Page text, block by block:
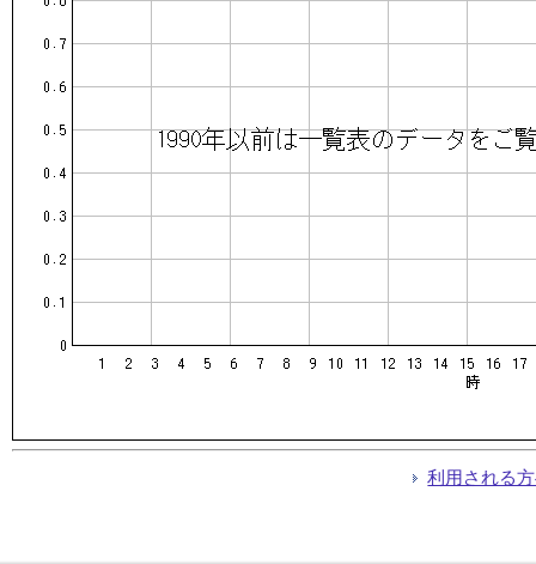
利用される